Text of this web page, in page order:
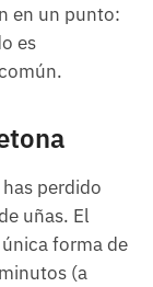
en un punto:
es
perdido
uñas. El
forma de
(a